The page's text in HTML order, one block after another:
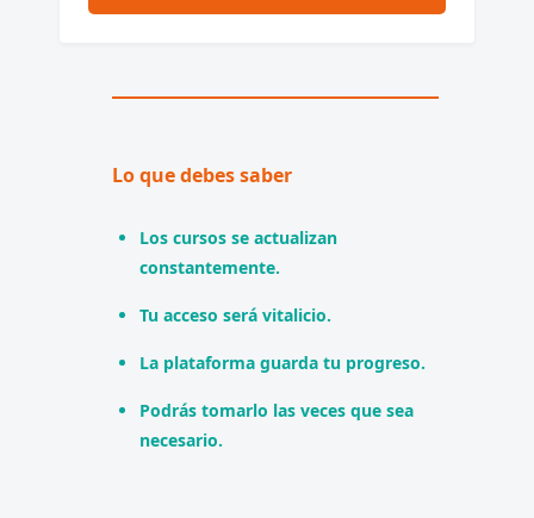
Lo que debes saber
Los cursos se actualizan
constantemente.
Tu acceso será vitalicio.
La plataforma guarda tu progreso.
Podrás tomarlo las veces que sea
necesario.